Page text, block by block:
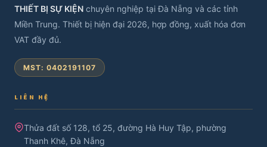
THIẾT BỊ SỰ KIỆN chuyên nghiệp tại Đà Nẵng và các tỉnh
Miền Trung. Thiết bị hiện đại 2026, hợp đồng, xuất hóa đơn
VAT đầy đủ.
MST: 0402191107
LIÊN HỆ
Thửa đất số 128, tổ 25, đường Hà Huy Tập, phường
Thanh Khê, Đà Nẵng